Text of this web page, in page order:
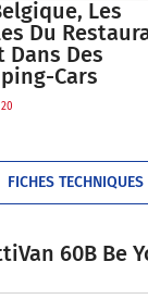
Les
Du
Dans Des
Cars
FICHES TECHNIQUES
60B Be